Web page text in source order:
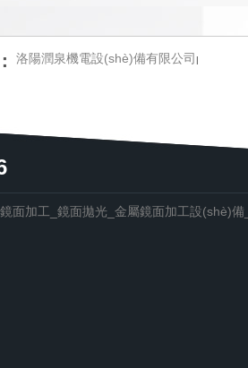
洛陽潤泉機電設(shè)備有限公司 |
面加工_鏡面拋光_金屬鏡面加工設